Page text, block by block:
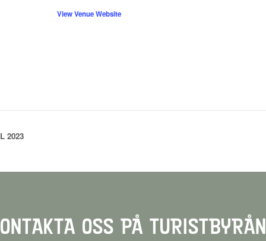
View Venue Website
2023
OSS PÅ TURISTBYRÅN